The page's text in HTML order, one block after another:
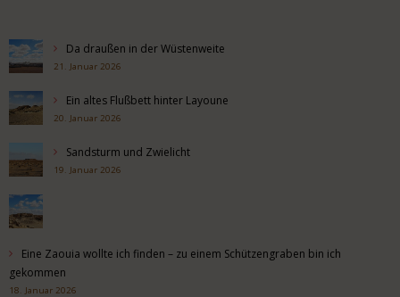
Da draußen in der Wüstenweite
21. Januar 2026
Ein altes Flußbett hinter Layoune
20. Januar 2026
Sandsturm und Zwielicht
19. Januar 2026
Eine Zaouia wollte ich finden – zu einem Schützengraben bin ich
gekommen
18. Januar 2026